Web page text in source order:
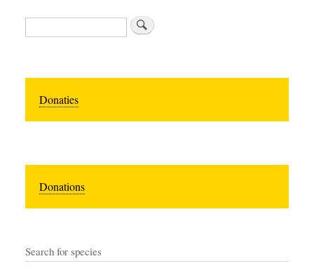
Search
Donaties
Donations
Search for species